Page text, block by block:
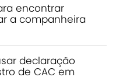
encontrar
a companheira
declaração
de CAC em